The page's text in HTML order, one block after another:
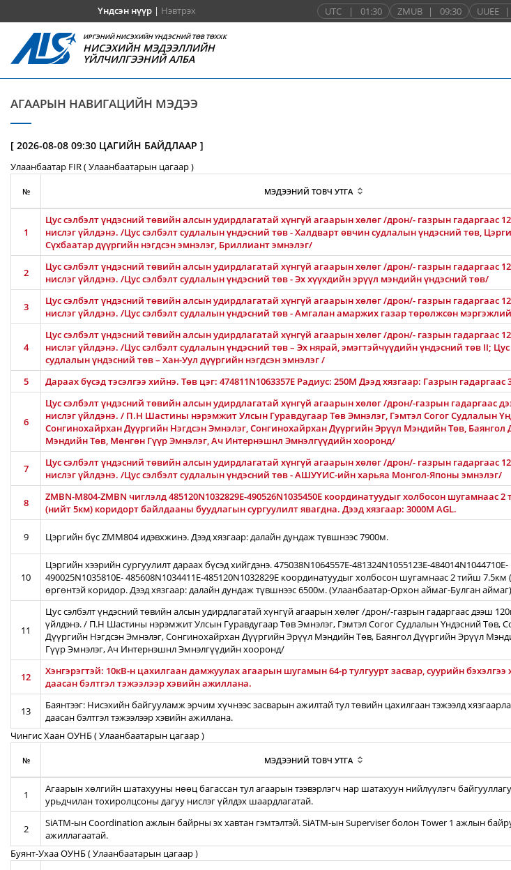
Үндсэн нүүр| Нэвтрэх UTC | 01:30 ZMUB | 09:30 UUEE |
ИРГЭНИЙ НИСЭХИЙН ҮНДЭСНИЙ ТӨВ ТӨХХК
НИСЭХИЙН МЭДЭЭЛЛИЙН
ҮЙЛЧИЛГЭЭНИЙ АЛБА
АГААРЫН НАВИГАЦИЙН МЭДЭЭ
[ 2026-08-08 09:30 ЦАГИЙН БАЙДЛААР ]
Улаанбаатар FIR ( Улаанбаатарын цагаар )
№ МЭДЭЭНИЙ ТОВЧ УТГА
1
Цус сэлбэлт үндэсний төвийн алсын удирдлагатай хүнгүй агаарын хөлөг /дрон/- газрын гадаргаас
нислэг үйлдэнэ. /Цус сэлбэлт судлалын үндэсний төв - Халдварт өвчин судлалын үндэсний төв,
Сүхбаатар дүүргийн нэгдсэн эмнэлэг, Бриллиант эмнэлэг/
2
Цус сэлбэлт үндэсний төвийн алсын удирдлагатай хүнгүй агаарын хөлөг /дрон/- газрын гадаргаас
нислэг үйлдэнэ. /Цус сэлбэлт судлалын үндэсний төв - Эх хүүхдийн эрүүл мэндийн үндэсний төв/
3
Цус сэлбэлт үндэсний төвийн алсын удирдлагатай хүнгүй агаарын хөлөг /дрон/- газрын гадаргаас
нислэг үйлдэнэ. /Цус сэлбэлт судлалын үндэсний төв - Амгалан амаржих газар төрөлжсөн
4
Цус сэлбэлт үндэсний төвийн алсын удирдлагатай хүнгүй агаарын хөлөг /дрон/- газрын гадаргаас
нислэг үйлдэнэ. /Цус сэлбэлт судлалын үндэсний төв – Эх нярай, эмэгтэйчүүдийн үндэсний төв II; Цус
судлалын үндэсний төв – Хан-Уул дүүргийн нэгдсэн эмнэлэг /
5 Дараах бүсэд тэсэлгээ хийнэ. Төв цэг: 474811N1063357E Радиус: 250М Дээд хязгаар: Газрын гадаргаас
6
Цус сэлбэлт үндэсний төвийн алсын удирдлагатай хүнгүй агаарын хөлөг /дрон/-газрын гадаргаас
нислэг үйлдэнэ. / П.Н Шастины нэрэмжит Улсын Гуравдугаар Төв Эмнэлэг, Гэмтэл Согог Судлалын
Сонгинохайрхан Дүүргийн Нэгдсэн Эмнэлэг, Сонгинохайрхан Дүүргийн Эрүүл Мэндийн Төв, Баянгол
Мэндийн Төв, Мөнгөн Гүүр Эмнэлэг, Ач Интернэшнл Эмнэлгүүдийн хооронд/
7
Цус сэлбэлт үндэсний төвийн алсын удирдлагатай хүнгүй агаарын хөлөг /дрон/- газрын гадаргаас
нислэг үйлдэнэ. /Цус сэлбэлт судлалын үндэсний төв - АШУҮИС-ийн харьяа Монгол-Японы эмнэлэг/
8
ZMBN-M804-ZMBN чиглэлд 485120N1032829E-490526N1035450E координатуудыг холбосон шугамнаас
(нийт 5км) коридорт байлдааны буудлагын сургуулилт явагдна. Дээд хязгаар: 3000М AGL.
9 Цэргийн бүс ZMM804 идэвхжинэ. Дээд хязгаар: далайн дундаж түвшнээс 7900м.
10
Цэргийн хээрийн сургуулилт дараах бүсэд хийгдэнэ. 475038N1064557E-481324N1055123E-484014N1044710E-
490025N1035810E- 485608N1034411E-485120N1032829E координатуудыг холбосон шугамнаас 2 тийш 7.5км
өргөнтэй коридор. Дээд хязгаар: далайн дундаж түвшнээс 6500м. (Улаанбаатар-Орхон аймаг-Булган аймаг)
11
Цус сэлбэлт үндэсний төвийн алсын удирдлагатай хүнгүй агаарын хөлөг /дрон/-газрын гадаргаас дээш
үйлдэнэ. / П.Н Шастины нэрэмжит Улсын Гуравдугаар Төв Эмнэлэг, Гэмтэл Согог Судлалын Үндэсний Төв,
Дүүргийн Нэгдсэн Эмнэлэг, Сонгинохайрхан Дүүргийн Эрүүл Мэндийн Төв, Баянгол Дүүргийн Эрүүл
Гүүр Эмнэлэг, Ач Интернэшнл Эмнэлгүүдийн хооронд/
12
Хэнгэрэгтэй: 10кВ-н цахилгаан дамжуулах агаарын шугамын 64-р тулгуурт засвар, суурийн бэхэлгээ
даасан бэлтгэл тэжээлээр хэвийн ажиллана.
13
Баянтээг: Нисэхийн байгууламж эрчим хүчнээс засварын ажилтай тул төвийн цахилгаан тэжээлд
даасан бэлтгэл тэжээлээр хэвийн ажиллана.
Чингис Хаан ОУНБ ( Улаанбаатарын цагаар )
№ МЭДЭЭНИЙ ТОВЧ УТГА
1
Агаарын хөлгийн шатахууны нөөц багассан тул агаарын тээвэрлэгч нар шатахуун нийлүүлэгч
урьдчилан тохиролцсоны дагуу нислэг үйлдэх шаардлагатай.
2
SiATM-ын Coordination ажлын байрны эх хавтан гэмтэлтэй. SiATM-ын Superviser болон Tower 1 ажлын
ажиллагаатай.
Буянт-Ухаа ОУНБ ( Улаанбаатарын цагаар )